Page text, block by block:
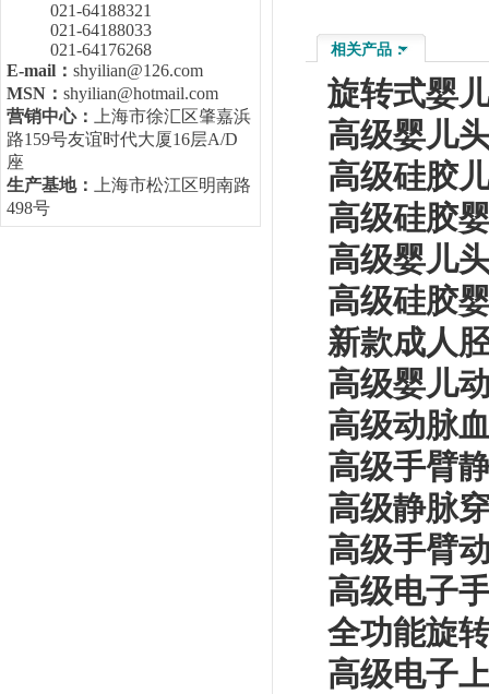
021-64188321
021-64188033
021-64176268
E-mail： shyilian@126.com
MSN： shyilian@hotmail.com
营销中心：
上海市徐汇区肇嘉浜
路159号友谊时代大厦16层A/D
座
生产基地：
上海市松江区明南路
498号
相关产品：
旋转式婴
高级婴儿
高级硅胶
高级硅胶
高级婴儿
高级硅胶
新款成人
高级婴儿
高级动脉
高级手臂
高级静脉
高级手臂
高级电子
全功能旋
高级电子